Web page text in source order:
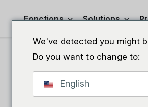
Fonctions Solutions
We've detected you might
Do you want to change to:
English